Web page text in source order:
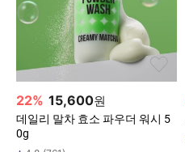
22% 15,600원
데일리 말차 효소 파우더 워시 5
0g